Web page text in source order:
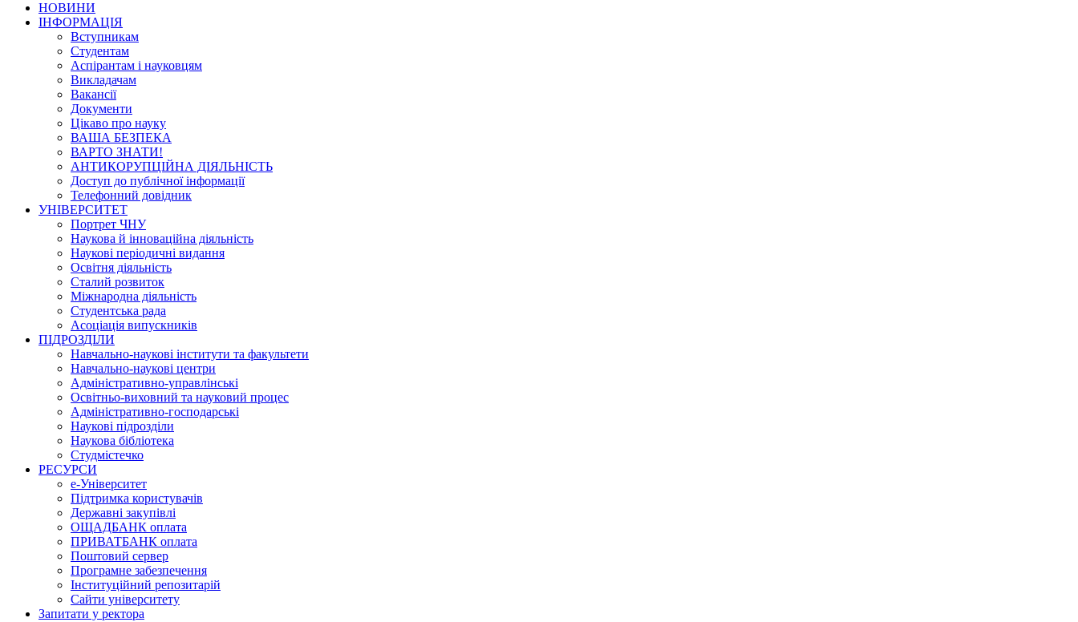
НОВИНИ
ІНФОРМАЦІЯ
Вступникам
Студентам
Аспірантам і науковцям
Викладачам
Вакансії
Документи
Цікаво про науку
ВАША БЕЗПЕКА
ВАРТО ЗНАТИ!
АНТИКОРУПЦІЙНА ДІЯЛЬНІСТЬ
Доступ до публічної інформації
Телефонний довідник
УНІВЕРСИТЕТ
Портрет ЧНУ
Наукова й інноваційна діяльність
Наукові періодичні видання
Освітня діяльність
Сталий розвиток
Міжнародна діяльність
Студентська рада
Асоціація випускників
ПІДРОЗДІЛИ
Навчально-наукові інститути та факультети
Навчально-наукові центри
Адміністративно-управлінські
Освітньо-виховний та науковий процес
Адміністративно-господарські
Наукові підрозділи
Наукова бібліотека
Студмістечко
РЕСУРСИ
е-Університет
Підтримка користувачів
Державні закупівлі
ОЩАДБАНК оплата
ПРИВАТБАНК оплата
Поштовий сервер
Програмне забезпечення
Інституційний репозитарій
Сайти університету
Запитати у ректора